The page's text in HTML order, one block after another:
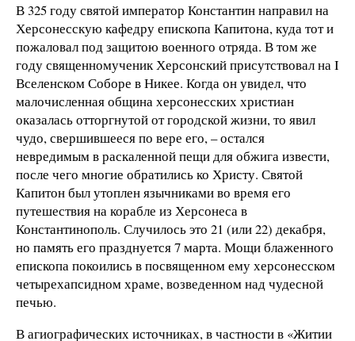
В 325 году святой император Константин направил на
Херсонесскую кафедру епископа Капитона, куда тот и
пожаловал под защитою военного отряда. В том же
году священномученик Херсонский присутствовал на I
Вселенском Соборе в Никее. Когда он увидел, что
малочисленная община херсонесских христиан
оказалась отторгнутой от городской жизни, то явил
чудо, свершившееся по вере его, – остался
невредимым в раскаленной пещи для обжига извести,
после чего многие обратились ко Христу. Святой
Капитон был утоплен язычниками во время его
путешествия на корабле из Херсонеса в
Константинополь. Случилось это 21 (или 22) декабря,
но память его празднуется 7 марта. Мощи блаженного
епископа покоились в посвященном ему херсонесском
четырехапсидном храме, возведенном над чудесной
печью.
В агиографических источниках, в частности в «Житии